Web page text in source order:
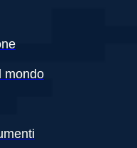
mondo